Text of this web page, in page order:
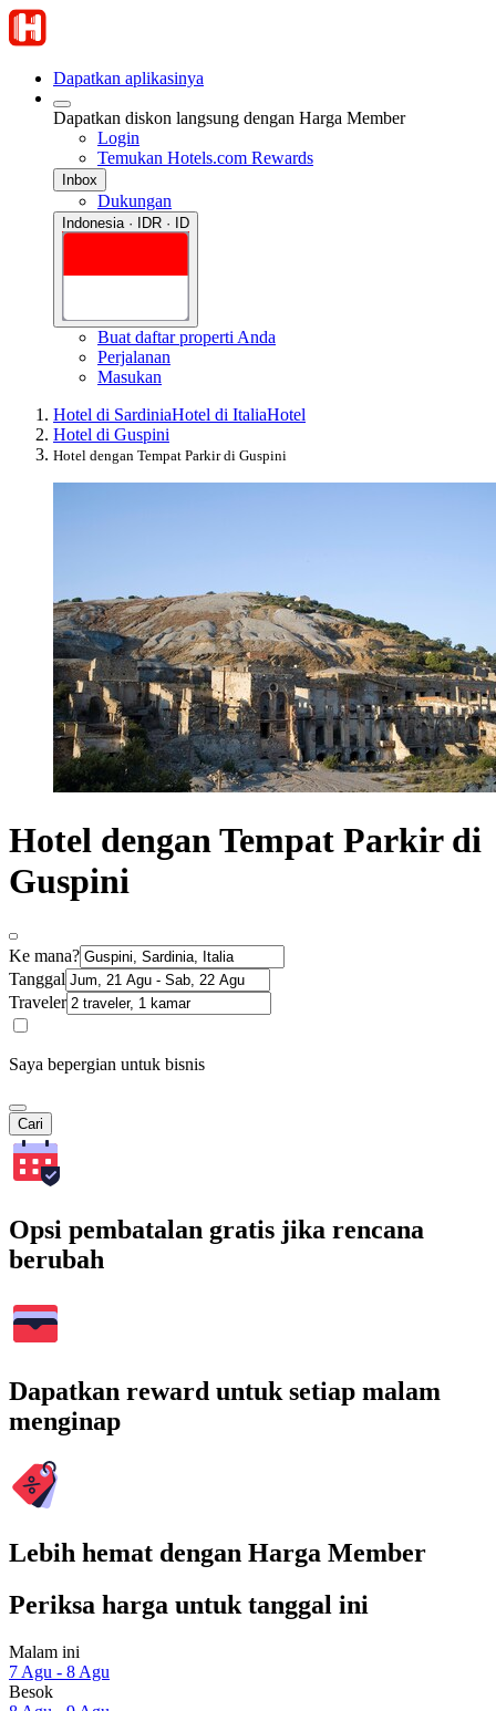
Dapatkan aplikasinya
Dapatkan diskon langsung dengan Harga Member
Login
Temukan Hotels.com Rewards
Inbox
Dukungan
Indonesia · IDR · ID
Buat daftar properti Anda
Perjalanan
Masukan
Hotel di SardiniaHotel di ItaliaHotel
Hotel di Guspini
Hotel dengan Tempat Parkir di Guspini
Hotel dengan Tempat Parkir di
Guspini
Ke mana?
Tanggal
Traveler
Saya bepergian untuk bisnis
Cari
Opsi pembatalan gratis jika rencana
berubah
Dapatkan reward untuk setiap malam
menginap
Lebih hemat dengan Harga Member
Periksa harga untuk tanggal ini
Malam ini
7 Agu - 8 Agu
Besok